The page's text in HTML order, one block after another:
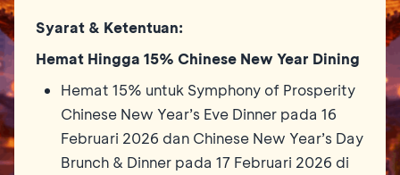
Syarat & Ketentuan:
Hemat Hingga 15% Chinese New Year Dining
Hemat 15% untuk Symphony of Prosperity
Chinese New Year’s Eve Dinner pada 16
Februari 2026 dan Chinese New Year’s Day
Brunch & Dinner pada 17 Februari 2026 di